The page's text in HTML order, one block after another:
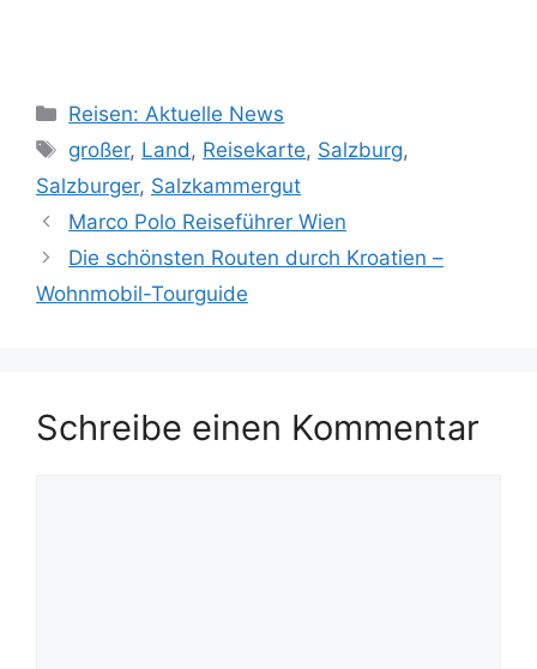
Kategorien
Reisen: Aktuelle News
Schlagwörter
großer, Land , Reisekarte, Salzburg,
Salzburger, Salzkammergut
Marco Polo Reiseführer Wien
Die schönsten Routen durch Kroatien –
Wohnmobil-Tourguide
Schreibe einen Kommentar